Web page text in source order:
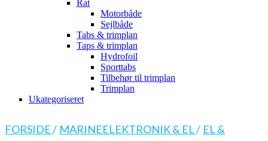
Rat
Motorbåde
Sejlbåde
Tabs & trimplan
Taps & trimplan
Hydrofoil
Sporttabs
Tilbehør til trimplan
Trimplan
Ukategoriseret
FORSIDE/ MARINEELEKTRONIK & EL/ EL &